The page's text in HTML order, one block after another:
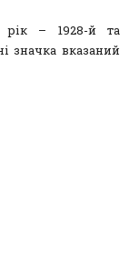
рік – 1928-й та
значка вказаний